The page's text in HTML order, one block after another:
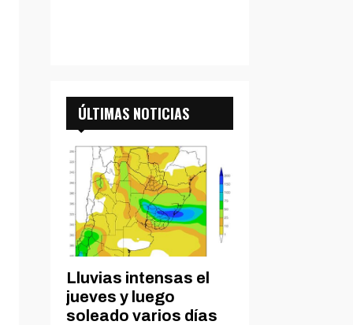
ÚLTIMAS NOTICIAS
Lluvias intensas el
jueves y luego
soleado varios días